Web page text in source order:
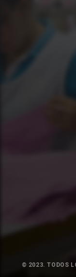
© 2023. TODOS